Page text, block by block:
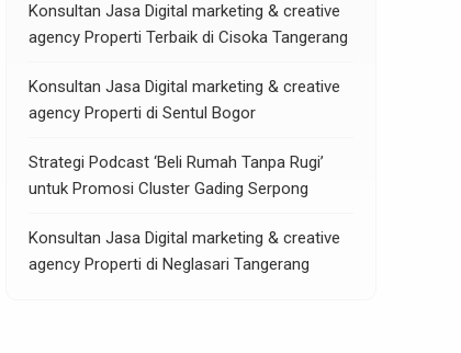
Konsultan Jasa Digital marketing & creative
agency Properti Terbaik di Cisoka Tangerang
Konsultan Jasa Digital marketing & creative
agency Properti di Sentul Bogor
Strategi Podcast ‘Beli Rumah Tanpa Rugi’
untuk Promosi Cluster Gading Serpong
Konsultan Jasa Digital marketing & creative
agency Properti di Neglasari Tangerang